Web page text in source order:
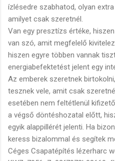
ízlésedre szabhatod, olyan
amilyet csak szeretnél.
Van egy presztízs értéke,
van szó, amit megfelelő
hiszen egyre többen vannak
energiabefektetést jelent egy
Az emberek szeretnek
tesznek vele, amit csak
esetében nem feltétlenül
a végső döntéshozatal előtt,
egyik alappillérét jelenti. Ha
keress bizalommal és segítek
Céges Csapatépítés lézerharc